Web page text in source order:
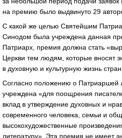
на премию было выдвинуто 29
С какой же целью Святейшим
Синодом была учреждена данная
Патриарх, премия должна стать
Церкви тем людям, которые вносят
в духовную и культурную жизнь
Согласно положению о Патриаршей
учреждена «для поощрения
вклад в утверждение духовных и
современного человека, семьи и
высокохудожественные
литературу». Эта премия не имеет